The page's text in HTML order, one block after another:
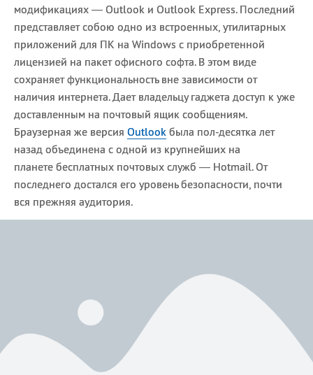
модификациях — Outlook и Outlook Express. Последний
представляет собою одно из встроенных, утилитарных
приложений для ПК на Windows с приобретенной
лицензией на пакет офисного софта. В этом виде
сохраняет функциональность вне зависимости от
наличия интернета. Дает владельцу гаджета доступ к уже
доставленным на почтовый ящик сообщениям.
Браузерная же версия Outlook была пол-десятка лет
назад объединена с одной из крупнейших на
планете бесплатных почтовых служб — Hotmail. От
последнего достался его уровень безопасности, почти
вся прежняя аудитория.